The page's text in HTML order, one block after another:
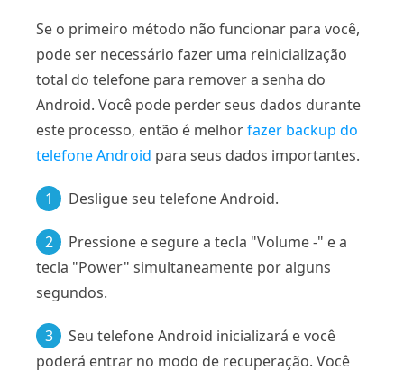
Se o primeiro método não funcionar para você,
pode ser necessário fazer uma reinicialização
total do telefone para remover a senha do
Android. Você pode perder seus dados durante
este processo, então é melhorfazer backup do
telefone Android para seus dados importantes.
1 Desligue seu telefone Android.
2
Pressione e segure a tecla "Volume -" e a
tecla "Power" simultaneamente por alguns
segundos.
3
Seu telefone Android inicializará e você
poderá entrar no modo de recuperação. Você